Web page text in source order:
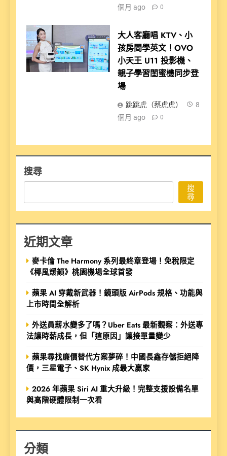
個月 ago 0
大人客廳唱 KTV、小
孩房間學英文！OVO
小天王 U11 投影機、
親子學習閨蜜機同步登
場
跳跳虎（蔡虎虎）
8
個月 ago
0
搜尋
搜
尋
近期文章
麥卡倫 The Harmony 系列最終章登場！免稅限定
《椰風煖韻》桃園機場全球首發
蘋果 AI 穿戴新武器！鏡頭版 AirPods 規格、功能與
上市時間全解析
外送員薪水變多了嗎？Uber Eats 最新觀察：外送專
法讓時薪成長，但「這原因」讓接單量變少
蘋果尋找廉價替代方案夢碎！中國長鑫存儲拒絕降
價，三星電子、SK Hynix 成最大贏家
2026 年蘋果 Siri AI 重大升級！完整支援設備名單
與高階硬體限制一次看
分類